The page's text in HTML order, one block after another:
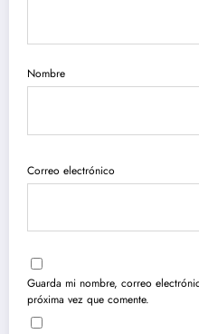
Nombre
Correo electrónico
Guarda mi nombre, correo
próxima vez que comente.